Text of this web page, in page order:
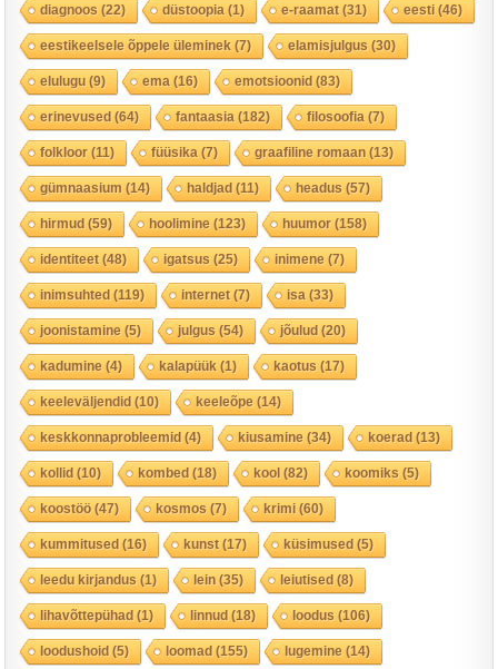
diagnoos (22) düstoopia (1) e-raamat(31) eesti(46)
eestikeelsele õppele üleminek (7) elamisjulgus (30)
elulugu(9) ema (16) emotsioonid(83)
erinevused(64) fantaasia (182) filosoofia (7)
folkloor(11) füüsika (7) graafiline romaan(13)
gümnaasium (14) haldjad(11) headus (57)
hirmud(59) hoolimine (123) huumor(158)
identiteet(48) igatsus (25) inimene (7)
inimsuhted(119) internet(7) isa (33)
joonistamine (5) julgus (54) jõulud(20)
kadumine (4) kalapüük (1) kaotus (17)
keeleväljendid(10) keeleõpe (14)
keskkonnaprobleemid(4) kiusamine (34) koerad(13)
kollid(10) kombed(18) kool(82) koomiks (5)
koostöö(47) kosmos (7) krimi(60)
kummitused(16) kunst(17) küsimused(5)
leedu kirjandus (1) lein(35) leiutised(8)
lihavõttepühad(1) linnud(18) loodus (106)
loodushoid(5) loomad(155) lugemine (14)